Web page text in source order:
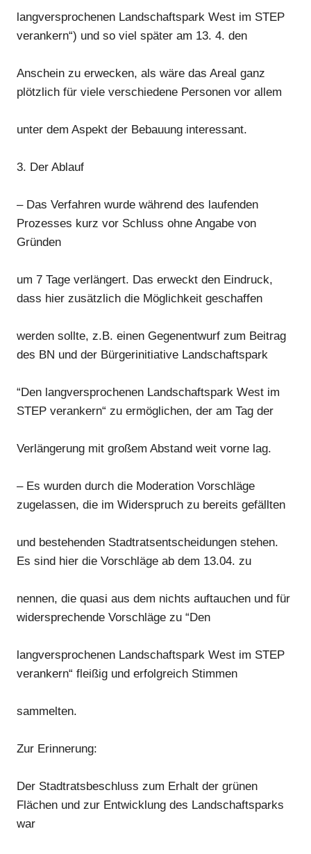
langversprochenen Landschaftspark West im STEP
verankern“) und so viel später am 13. 4. den
Anschein zu erwecken, als wäre das Areal ganz
plötzlich für viele verschiedene Personen vor allem
unter dem Aspekt der Bebauung interessant.
3. Der Ablauf
– Das Verfahren wurde während des laufenden
Prozesses kurz vor Schluss ohne Angabe von
Gründen
um 7 Tage verlängert. Das erweckt den Eindruck,
dass hier zusätzlich die Möglichkeit geschaffen
werden sollte, z.B. einen Gegenentwurf zum Beitrag
des BN und der Bürgerinitiative Landschaftspark
“Den langversprochenen Landschaftspark West im
STEP verankern“ zu ermöglichen, der am Tag der
Verlängerung mit großem Abstand weit vorne lag.
– Es wurden durch die Moderation Vorschläge
zugelassen, die im Widerspruch zu bereits gefällten
und bestehenden Stadtratsentscheidungen stehen.
Es sind hier die Vorschläge ab dem 13.04. zu
nennen, die quasi aus dem nichts auftauchen und für
widersprechende Vorschläge zu “Den
langversprochenen Landschaftspark West im STEP
verankern“ fleißig und erfolgreich Stimmen
sammelten.
Zur Erinnerung:
Der Stadtratsbeschluss zum Erhalt der grünen
Flächen und zur Entwicklung des Landschaftsparks
war